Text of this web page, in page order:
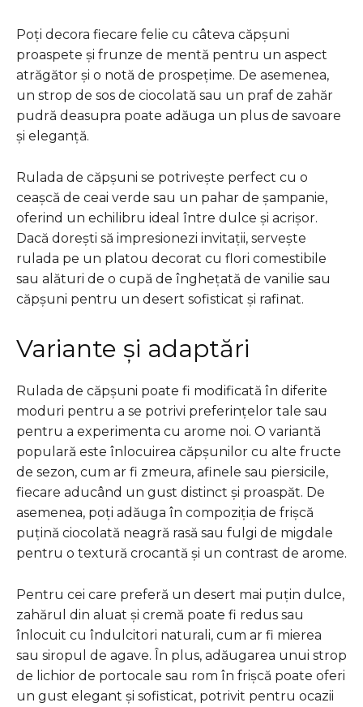
Poți decora fiecare felie cu câteva căpșuni
proaspete și frunze de mentă pentru un aspect
atrăgător și o notă de prospețime. De asemenea,
un strop de sos de ciocolată sau un praf de zahăr
pudră deasupra poate adăuga un plus de savoare
și eleganță.
Rulada de căpșuni se potrivește perfect cu o
ceașcă de ceai verde sau un pahar de șampanie,
oferind un echilibru ideal între dulce și acrișor.
Dacă dorești să impresionezi invitații, servește
rulada pe un platou decorat cu flori comestibile
sau alături de o cupă de înghețată de vanilie sau
căpșuni pentru un desert sofisticat și rafinat.
Variante și adaptări
Rulada de căpșuni poate fi modificată în diferite
moduri pentru a se potrivi preferințelor tale sau
pentru a experimenta cu arome noi. O variantă
populară este înlocuirea căpșunilor cu alte fructe
de sezon, cum ar fi zmeura, afinele sau piersicile,
fiecare aducând un gust distinct și proaspăt. De
asemenea, poți adăuga în compoziția de frișcă
puțină ciocolată neagră rasă sau fulgi de migdale
pentru o textură crocantă și un contrast de arome.
Pentru cei care preferă un desert mai puțin dulce,
zahărul din aluat și cremă poate fi redus sau
înlocuit cu îndulcitori naturali, cum ar fi mierea
sau siropul de agave. În plus, adăugarea unui strop
de lichior de portocale sau rom în frișcă poate oferi
un gust elegant și sofisticat, potrivit pentru ocazii